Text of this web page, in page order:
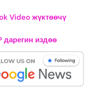
Video жүктөөчү
дарегин издөө